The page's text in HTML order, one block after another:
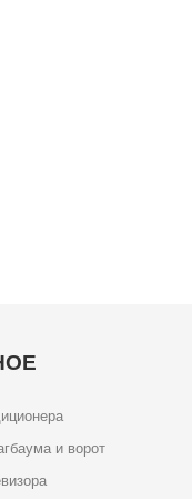
и ворот